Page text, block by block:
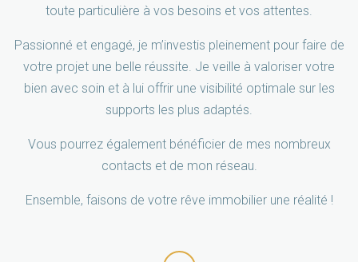
toute particulière à vos besoins et vos attentes.
Passionné et engagé, je m’investis pleinement pour faire de
votre projet une belle réussite. Je veille à valoriser votre
bien avec soin et à lui offrir une visibilité optimale sur les
supports les plus adaptés.
Vous pourrez également bénéficier de mes nombreux
contacts et de mon réseau.
Ensemble, faisons de votre rêve immobilier une réalité !